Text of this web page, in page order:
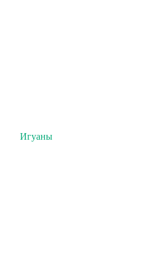
Игуаны